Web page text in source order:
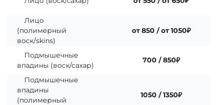
Лицо
(полимерный
воск/skins)
от 850 / от 1050₽
Подмышечные
впадины (воск/сахар)
700 / 850₽
Подмышечные
впадины
(полимерный
1050 / 1350₽